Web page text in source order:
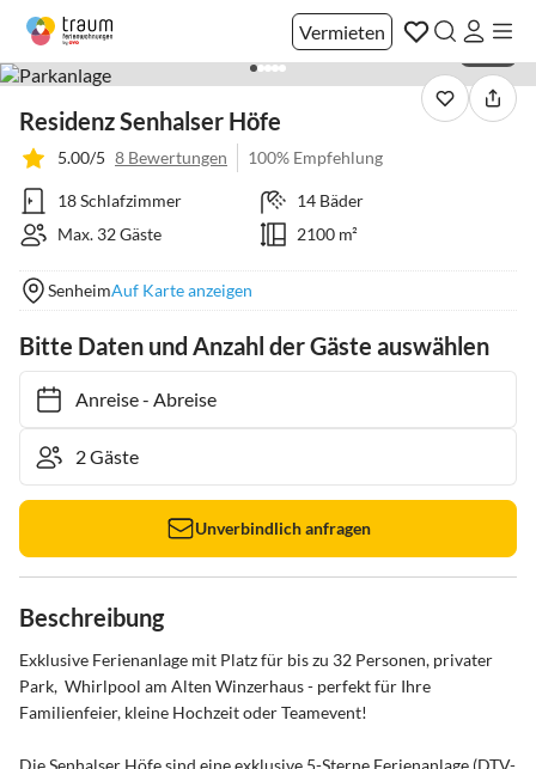
Vermieten
Residenz Senhalser Höfe
5.00/5 8 Bewertungen 100% Empfehlung
18 Schlafzimmer
14 Bäder
Max. 32 Gäste
2100 m²
SenheimAuf Karte anzeigen
Bitte Daten und Anzahl der Gäste auswählen
Anreise- Abreise
Unverbindlich anfragen
Beschreibung
Exklusive Ferienanlage mit Platz für bis zu 32 Personen, privater
Park,  Whirlpool am Alten Winzerhaus - perfekt für Ihre
Familienfeier, kleine Hochzeit oder Teamevent!
Die Senhalser Höfe sind eine exklusive 5-Sterne Ferienanlage (DTV-